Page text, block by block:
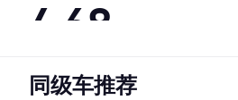
4.68
·外观表现较为优秀，优于69%同级车
同级车推荐